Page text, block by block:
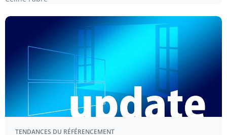
TENDANCES DU RÉFÉRENCEMENT